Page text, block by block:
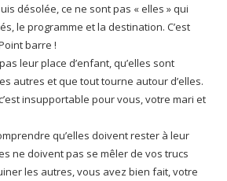
désolée, ce ne sont pas « elles » qui
le programme et la destination. C’est
barre !
leur place d’enfant, qu’elles sont
autres et que tout tourne autour d’elles.
insupportable pour vous, votre mari et
qu’elles doivent rester à leur
ne doivent pas se mêler de vos trucs
les autres, vous avez bien fait, votre